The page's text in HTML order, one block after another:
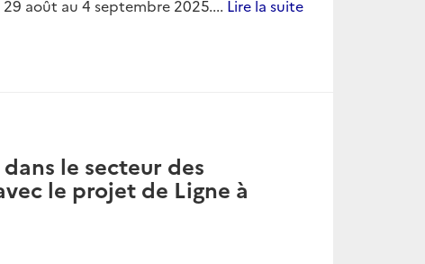
août au 4 septembre 2025.... Lire la suite
le secteur des
le projet de Ligne à